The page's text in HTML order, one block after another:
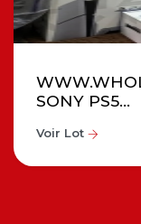
SONY PS5...
Voir Lot